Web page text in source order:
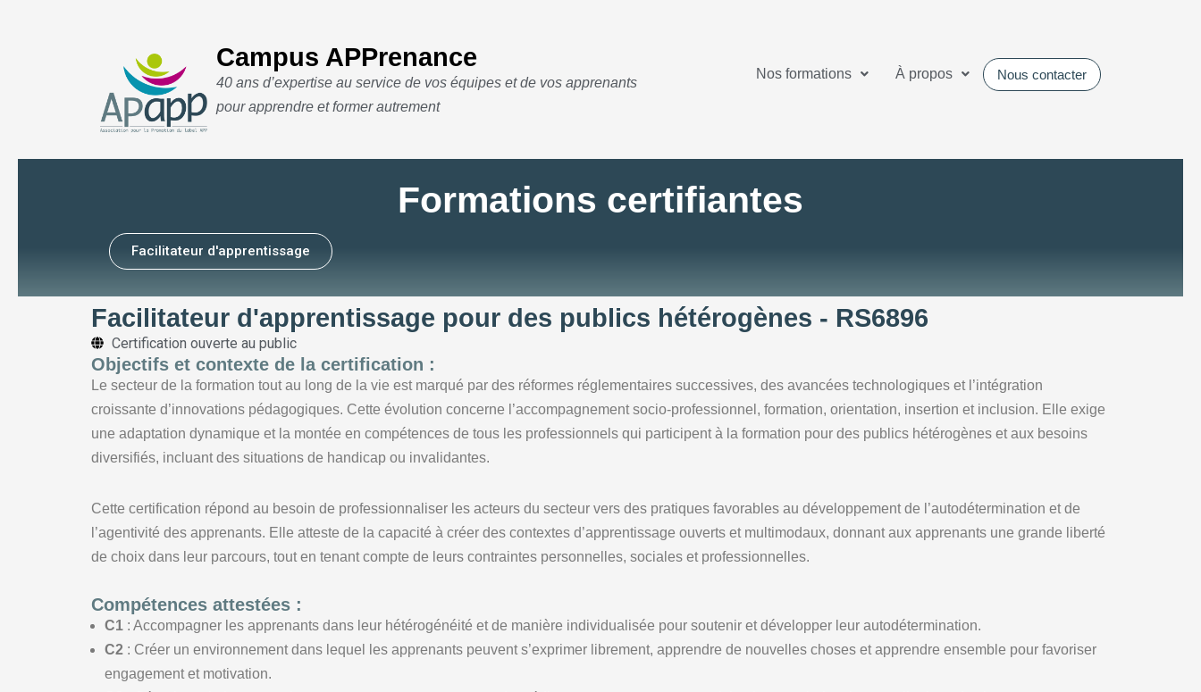
Campus APPrenance
40 ans d’expertise au service de vos équipes et de vos apprenants
pour apprendre et former autrement
Nos formations À propos Nous contacter
Formations certifiantes
Facilitateur d'apprentissage
Facilitateur d'apprentissage pour des publics hétérogènes - RS6896
Certification ouverte au public
Objectifs et contexte de la certification :
Le secteur de la formation tout au long de la vie est marqué par des réformes réglementaires successives, des avancées technologiques et l’intégration
croissante d’innovations pédagogiques. Cette évolution concerne l’accompagnement socio-professionnel, formation, orientation, insertion et inclusion. Elle exige
une adaptation dynamique et la montée en compétences de tous les professionnels qui participent à la formation pour des publics hétérogènes et aux besoins
diversifiés, incluant des situations de handicap ou invalidantes.
Cette certification répond au besoin de professionnaliser les acteurs du secteur vers des pratiques favorables au développement de l’autodétermination et de
l’agentivité des apprenants. Elle atteste de la capacité à créer des contextes d’apprentissage ouverts et multimodaux, donnant aux apprenants une grande liberté
de choix dans leur parcours, tout en tenant compte de leurs contraintes personnelles, sociales et professionnelles.
Compétences attestées :
C1 : Accompagner les apprenants dans leur hétérogénéité et de manière individualisée pour soutenir et développer leur autodétermination.
C2 : Créer un environnement dans lequel les apprenants peuvent s’exprimer librement, apprendre de nouvelles choses et apprendre ensemble pour favoriser
engagement et motivation.